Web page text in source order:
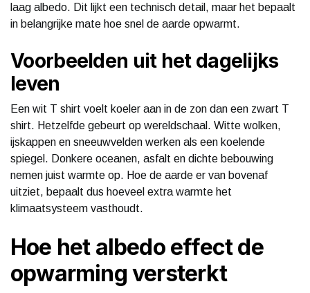
laag albedo. Dit lijkt een technisch detail, maar het bepaalt
in belangrijke mate hoe snel de aarde opwarmt.
Voorbeelden uit het dagelijks
leven
Een wit T shirt voelt koeler aan in de zon dan een zwart T
shirt. Hetzelfde gebeurt op wereldschaal. Witte wolken,
ijskappen en sneeuwvelden werken als een koelende
spiegel. Donkere oceanen, asfalt en dichte bebouwing
nemen juist warmte op. Hoe de aarde er van bovenaf
uitziet, bepaalt dus hoeveel extra warmte het
klimaatsysteem vasthoudt.
Hoe het albedo effect de
opwarming versterkt